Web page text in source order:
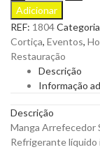
Arrefecedor
Satish
com
Fecho
Ajustável
de
Velcro
Personalizar
quantity
Adicionar
REF: 1804
Cortiça, Eventos,
Restauração
Descrição
Informação
Descrição
Manga Arrefecedor
Refrigerante